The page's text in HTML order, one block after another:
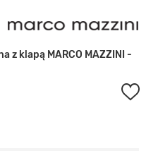
z klapą MARCO MAZZINI -